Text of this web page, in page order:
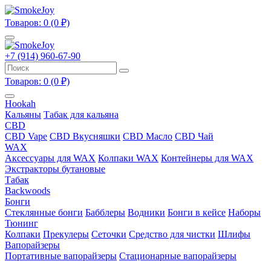
Товаров: 0 (0 ₽)
+7 (914) 960-67-90
Товаров: 0 (0 ₽)
Hookah
Кальяны Табак для кальяна
CBD
CBD Vape CBD Вкусняшки CBD Масло CBD Чай
WAX
Аксессуары для WAX Колпаки WAX Контейнеры для WAX
Экстракторы бутановые
Табак
Backwoods
Бонги
Стеклянные бонги Бабблеры Водники Бонги в кейсе Наборы
Тюнинг
Колпаки Прекулеры Сеточки Средство для чистки Шлифы
Вапорайзеры
Портативные вапорайзеры Стационарные вапорайзеры